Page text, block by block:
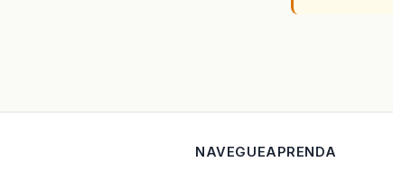
NAVEGUEAPRENDA